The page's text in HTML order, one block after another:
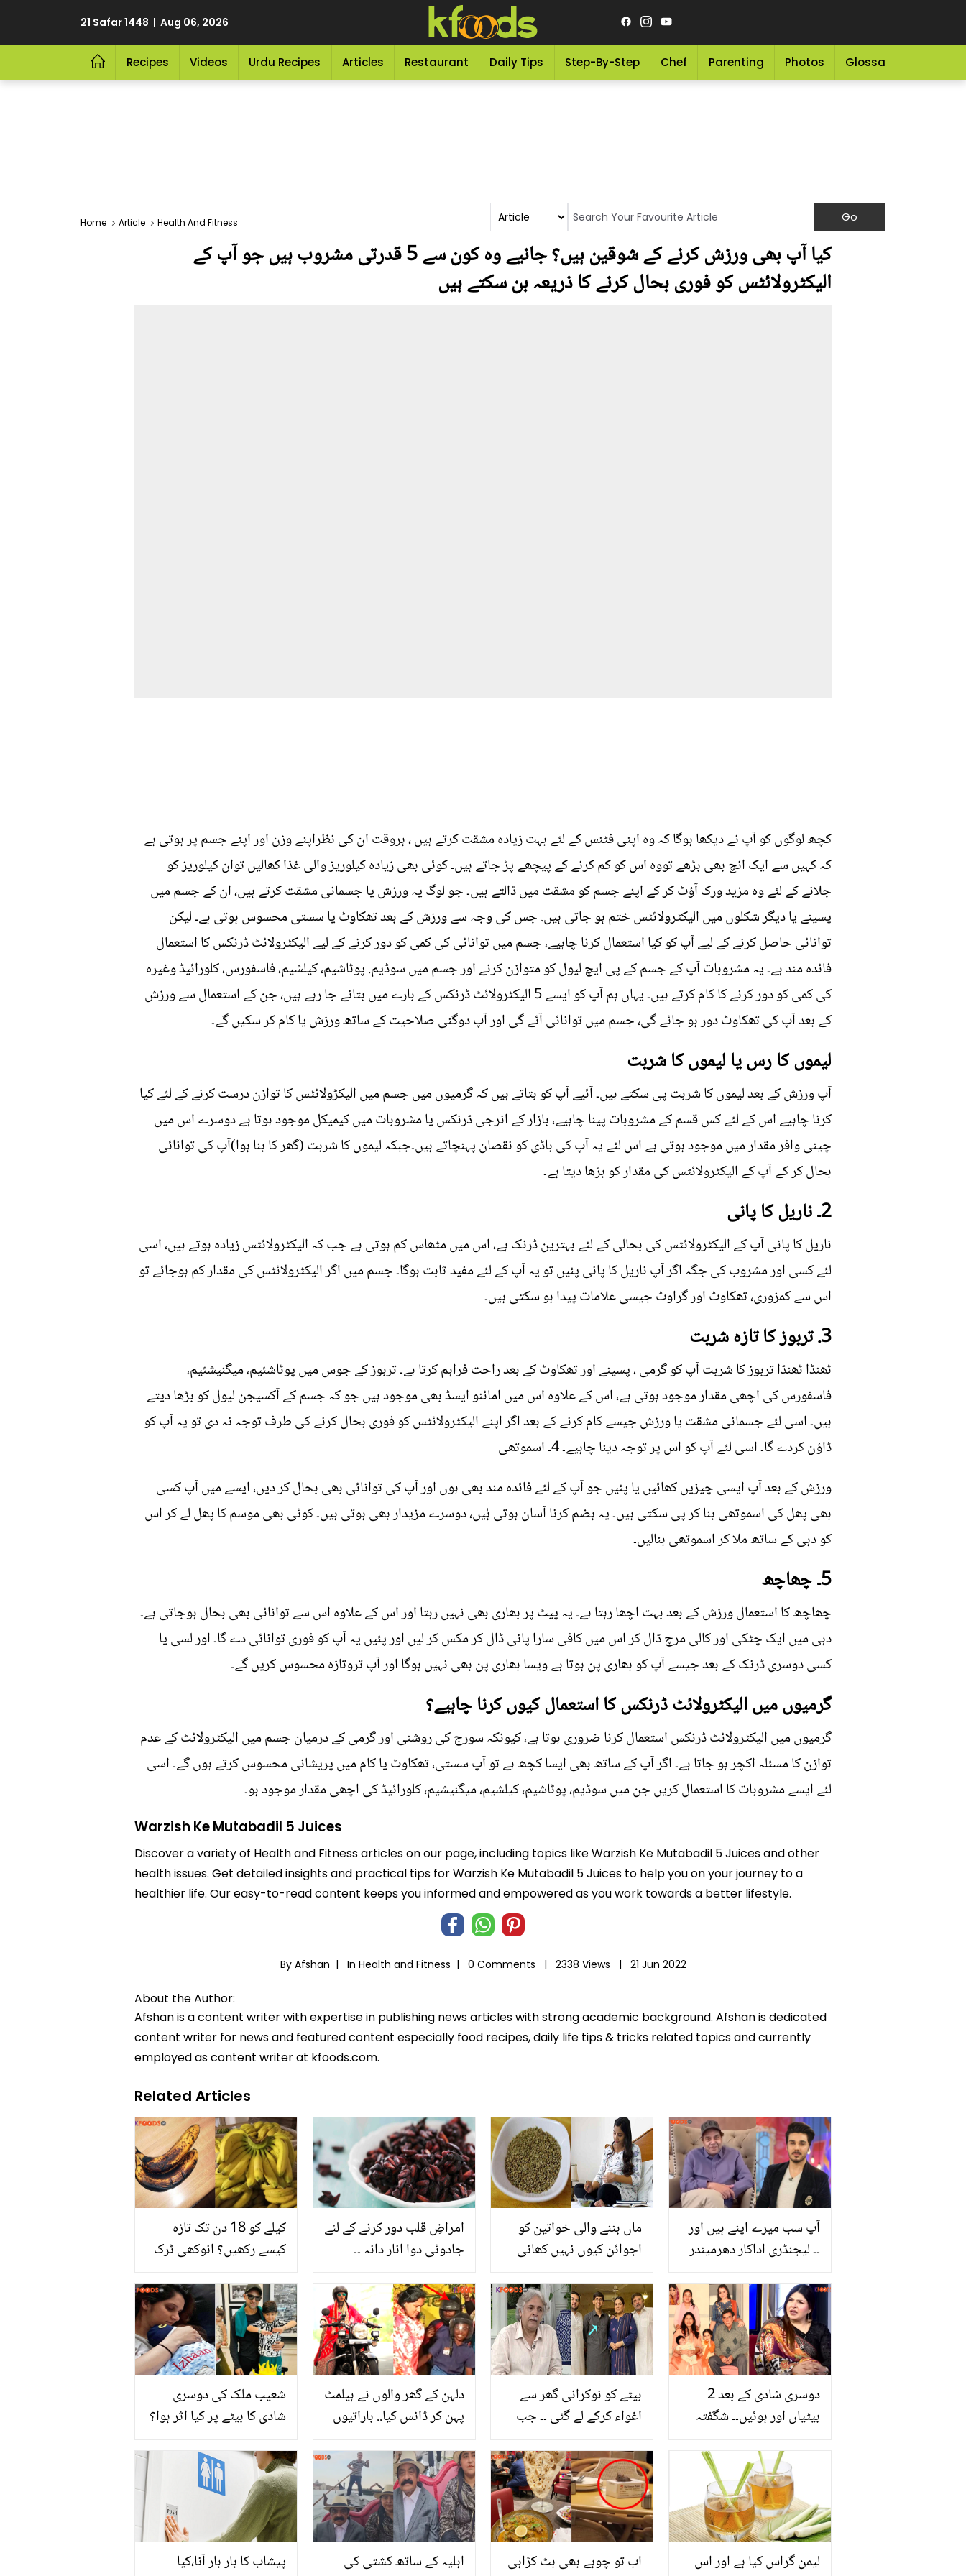
21 Safar 1448 | Aug 06, 2026
Recipes Videos Urdu Recipes Articles Restaurant Daily Tips Step-By-Step Chef Parenting Photos Glossary
Home Article Health And Fitness
کیا آپ بھی ورزش کرنے کے شوقین ہیں؟ جانیے وہ کون سے 5 قدرتی مشروب ہیں جو آپ کے
الیکٹرولائٹس کو فوری بحال کرنے کا ذریعہ بن سکتے ہیں
کچھ لوگوں کو آپ نے دیکھا ہوگا کہ وہ اپنی فٹنس کے لئے بہت زیادہ مشقت کرتے ہیں ، ہروقت ان کی نظراپنے وزن اور اپنے جسم پر ہوتی ہے
کہ کہیں سے ایک انچ بھی بڑھے تووہ اس کو کم کرنے کے پیچھے پڑ جاتے ہیں۔ کوئی بھی زیادہ کیلوریز والی غذا کھالیں توان کیلوریز کو
جلانے کے لئے وہ مزید ورک آؤٹ کر کے اپنے جسم کو مشقت میں ڈالتے ہیں۔ جو لوگ یہ ورزش یا جسمانی مشقت کرتے ہیں، ان کے جسم میں
پسینے یا دیگر شکلوں میں الیکٹرولائٹس ختم ہو جاتی ہیں. جس کی وجہ سے ورزش کے بعد تھکاوٹ یا سستی محسوس ہوتی ہے۔ لیکن
توانائی حاصل کرنے کے لیے آپ کو کیا استعمال کرنا چاہیے، جسم میں توانائی کی کمی کو دور کرنے کے لیے الیکٹرولائٹ ڈرنکس کا استعمال
فائدہ مند ہے۔ یہ مشروبات آپ کے جسم کے پی ایچ لیول کو متوازن کرنے اور جسم میں سوڈیم. پوٹاشیم، کیلشیم، فاسفورس، کلورائیڈ وغیرہ
کی کمی کو دور کرنے کا کام کرتے ہیں۔ یہاں ہم آپ کو ایسے 5 الیکٹرولائٹ ڈرنکس کے بارے میں بتانے جا رہے ہیں، جن کے استعمال سے ورزش
کے بعد آپ کی تھکاوٹ دور ہو جائے گی، جسم میں توانائی آئے گی اور آپ دوگنی صلاحیت کے ساتھ ورزش یا کام کر سکیں گے۔
لیموں کا رس یا لیموں کا شربت
آپ ورزش کے بعد لیموں کا شربت پی سکتے ہیں۔ آئیے آپ کو بتاتے ہیں کہ گرمیوں میں جسم میں الیکڑولائٹس کا توازن درست کرنے کے لئے کیا
کرنا چاہیے اس کے لئے کس قسم کے مشروبات پینا چاہیے، بازار کے انرجی ڈرنکس یا مشروبات میں کیمیکل موجود ہوتا ہے دوسرے اس میں
چینی وافر مقدار میں موجود ہوتی ہے اس لئے یہ آپ کی باڈی کو نقصان پہنچاتے ہیں۔جبکہ لیموں کا شربت (گھر کا بنا ہوا)آپ کی توانائی
بحال کر کے آپ کے الیکٹرولائٹس کی مقدار کو بڑھا دیتا ہے۔
2۔ ناریل کا پانی
ناریل کا پانی آپ کے الیکٹرولائٹس کی بحالی کے لئے بہترین ڈرنک ہے، اس میں مٹھاس کم ہوتی ہے جب کہ الیکٹرولائٹس زیادہ ہوتے ہیں، اسی
لئے کسی اور مشروب کی جگہ اگر آپ ناریل کا پانی پئیں تو یہ آپ کے لئے مفید ثابت ہوگا۔ جسم میں اگر الیکٹرولائٹس کی مقدار کم ہوجائے تو
اس سے کمزوری، تھکاوٹ اور گراوٹ جیسی علامات پیدا ہو سکتی ہیں۔
3. تربوز کا تازہ شربت
ٹھنڈا ٹھنڈا تربوز کا شربت آپ کو گرمی ، پسینے اور تھکاوٹ کے بعد راحت فراہم کرتا ہے۔ تربوز کے جوس میں پوٹاشئیم، میگنیشئیم،
فاسفورس کی اچھی مقدار موجود ہوتی ہے، اس کے علاوہ اس میں امائنو ایسڈ بھی موجود ہیں جو کہ جسم کے آکسیجن لیول کو بڑھا دیتے
ہیں۔ اسی لئے جسمانی مشقت یا ورزش جیسے کام کرنے کے بعد اگر اپنے الیکٹرولائٹس کو فوری بحال کرنے کی طرف توجہ نہ دی تو یہ آپ کو
ڈاؤن کردے گا۔ اسی لئے آپ کو اس پر توجہ دینا چاہیے۔ 4۔ اسموتھی
ورزش کے بعد آپ ایسی چیزیں کھائیں یا پئیں جو آپ کے لئے فائدہ مند بھی ہوں اور آپ کی توانائی بھی بحال کر دیں، ایسے میں آپ کسی
بھی پھل کی اسموتھی بنا کر پی سکتی ہیں۔ یہ ہضم کرنا آسان ہوتی ہٰیں، دوسرے مزیدار بھی ہوتی ہیں۔ کوئی بھی موسم کا پھل لے کر اس
کو دہی کے ساتھ ملا کر اسموتھی بنالیں۔
5۔ چھاچھ
چھاچھ کا استعمال ورزش کے بعد بہت اچھا رہتا ہے۔ یہ پیٹ پر بھاری بھی نہیں رہتا اور اس کے علاوہ اس سے توانائی بھی بحال ہوجاتی ہے۔
دہی میں ایک چٹکی اور کالی مرچ ڈال کر اس میں کافی سارا پانی ڈال کر مکس کر لیں اور پئیں یہ آپ کو فوری توانائی دے گا۔ اور لسی یا
کسی دوسری ڈرنک کے بعد جیسے آپ کو بھاری پن ہوتا ہے ویسا بھاری پن بھی نہیں ہوگا اور آپ تروتازہ محسوس کریں گے۔
گرمیوں میں الیکٹرولائٹ ڈرنکس کا استعمال کیوں کرنا چاہیے؟
گرمیوں میں الیکٹرولائٹ ڈرنکس استعمال کرنا ضروری ہوتا ہے، کیونکہ سورج کی روشنی اور گرمی کے درمیان جسم میں الیکٹرولائٹ کے عدم
توازن کا مسئلہ اکچر ہو جاتا ہے۔ اگر آپ کے ساتھ بھی ایسا کچھ ہے تو آپ سستی، تھکاوٹ یا کام میں پریشانی محسوس کرتے ہوں گے۔ اسی
لئے ایسے مشروبات کا استعمال کریں جن میں سوڈیم، پوٹاشیم، کیلشیم، میگنیشیم، کلورائیڈ کی اچھی مقدار موجود ہو۔
Warzish Ke Mutabadil 5 Juices
Discover a variety of Health and Fitness articles on our page, including topics like Warzish Ke Mutabadil 5 Juices and other
health issues. Get detailed insights and practical tips for Warzish Ke Mutabadil 5 Juices to help you on your journey to a
healthier life. Our easy-to-read content keeps you informed and empowered as you work towards a better lifestyle.
By Afshan | In Health and Fitness | 0 Comments | 2338 Views | 21 Jun 2022
About the Author:
Afshan is a content writer with expertise in publishing news articles with strong academic background. Afshan is dedicated
content writer for news and featured content especially food recipes, daily life tips & tricks related topics and currently
employed as content writer at kfoods.com.
Related Articles
کیلے کو 18 دن تک تازہ
کیسے رکھیں؟ انوکھی ٹرک
پھل ضائع ہونے سے بچا
سکتے ہیں
امراضِ قلب دور کرنے کے لئے
جادوئی دوا انار دانہ ۔۔
دانوں کا ایسا فائدہ کہ آپ
انہیں سونے کے بھاؤ بھی
خریدیں گے
ماں بننے والی خواتین کو
اجوائن کیوں نہیں کھانی
نقصان بھی ہیں! اجوائن
کھانے کے 5 نقصان جن سے
احتیاط لازمی ہے
آپ سب میرے اپنے ہیں اور
۔۔ لیجنڈری اداکار دھرمیندر
میں تعریف کردی؟ ویڈیو
پیغام دیکھیں
شعیب ملک کی دوسری
شادی کا بیٹے پر کیا اثر ہوا؟
کی ذہنی صحت سے متعلق
تفصیلات شیئر کر دیں
دلہن کے گھر والوں نے ہیلمٹ
پہن کر ڈانس کیا.. باراتیوں
دلچسپ واقعہ کس جگہ
پیش آیا؟
بیٹے کو نوکرانی گھر سے
اغواء کرکے لے گئی ۔۔ جب
غائب ہوا تو اداکارہ کے شوہر
نے ان کو کونسی کڑوی بات
کہی؟
دوسری شادی کے بعد 2
بیٹیاں اور ہوئیں۔۔ شگفتہ
سے متعلق دلچسپ
انکشافات
پیشاب کا بار بار آنا،کیا
اہلیہ کے ساتھ کشتی کی
اب تو چوہے بھی بٹ کڑاہی
لیمن گراس کیا ہے اور اس